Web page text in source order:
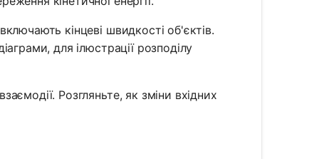
кінцеві швидкості об'єктів.
для ілюстрації розподілу
Розгляньте, як зміни вхідних